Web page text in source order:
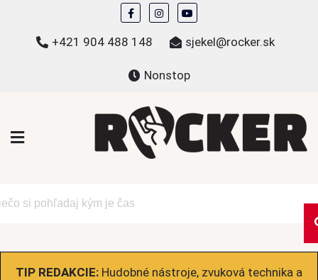
content
+421 904 488 148 sjekel@rocker.sk
Nonstop
TIP REDAKCIE: Hudobné nástroje, zvuková technika a